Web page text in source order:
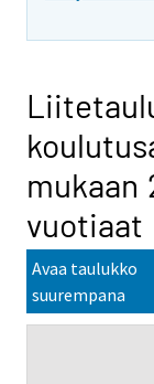
mukaan
vuotiaat
Avaa taulukko
suurempana